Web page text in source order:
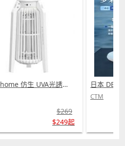
日本 Yohome 仿生 UVA光誘電觸滅可放掛立有線無線兩用光感滅蚊機 PRO 2.0 (需訂貨)
$269
$249起
CTM